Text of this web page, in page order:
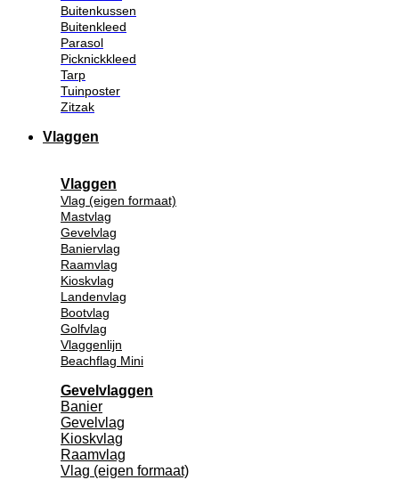
Buitenkussen
Buitenkleed
Parasol
Picknickkleed
Tarp
Tuinposter
Zitzak
Vlaggen
Vlaggen
Vlag (eigen formaat)
Mastvlag
Gevelvlag
Baniervlag
Raamvlag
Kioskvlag
Landenvlag
Bootvlag
Golfvlag
Vlaggenlijn
Beachflag Mini
Gevelvlaggen
Banier
Gevelvlag
Kioskvlag
Raamvlag
Vlag (eigen formaat)